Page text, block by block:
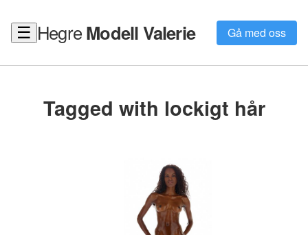
☰ HegreModell Valerie Gå med oss
Tagged with lockigt hår